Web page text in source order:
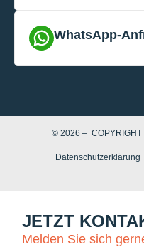
WhatsApp-
© 2026 – COPYRIGHT
Datenschutzerklärung
JETZT
Melden Sie sich